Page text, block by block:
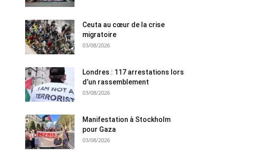
Ceuta au cœur de la crise
migratoire
03/08/2026
Londres : 117 arrestations lors
d’un rassemblement
03/08/2026
Manifestation à Stockholm
pour Gaza
03/08/2026